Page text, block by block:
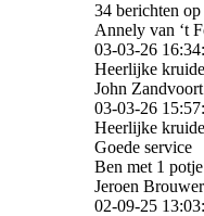
34 berichten
Annely van ‘t
03-03-26
Heerlijke
John Zandvoort
03-03-26
Heerlijke
Goede service
Ben met 1
Jeroen Brouwer
02-09-25